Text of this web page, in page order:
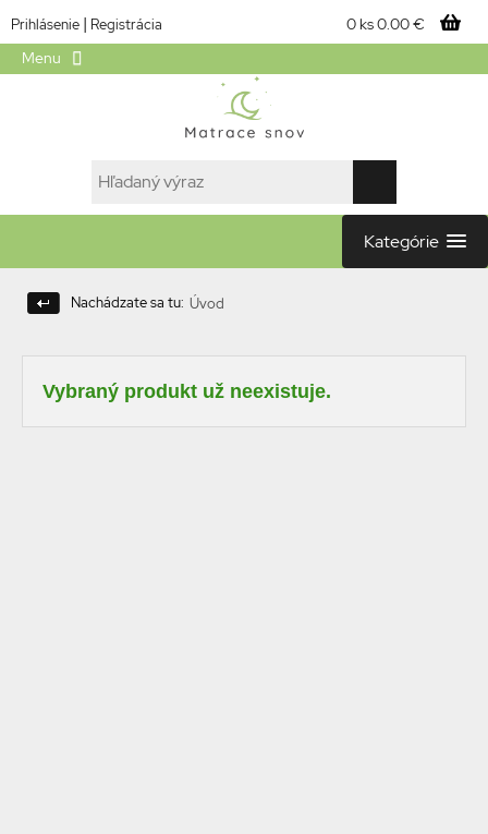
Prihlásenie | Registrácia 0 ks0.00 €
Menu
Kategórie
Nachádzate sa tu: Úvod
Vybraný produkt už neexistuje.